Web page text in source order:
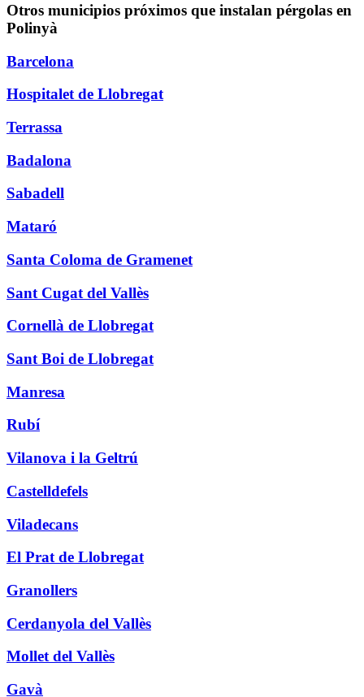
Otros municipios próximos que instalan pérgolas en
Polinyà
Barcelona
Hospitalet de Llobregat
Terrassa
Badalona
Sabadell
Mataró
Santa Coloma de Gramenet
Sant Cugat del Vallès
Cornellà de Llobregat
Sant Boi de Llobregat
Manresa
Rubí
Vilanova i la Geltrú
Castelldefels
Viladecans
El Prat de Llobregat
Granollers
Cerdanyola del Vallès
Mollet del Vallès
Gavà